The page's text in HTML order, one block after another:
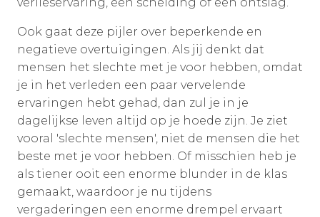
Ook gaat deze pijler over beperkende en
negatieve overtuigingen. Als jij denkt dat
mensen het slechte met je voor hebben, omdat
je in het verleden een paar vervelende
ervaringen hebt gehad, dan zul je in je
dagelijkse leven altijd op je hoede zijn. Je ziet
vooral 'slechte mensen', niet de mensen die het
beste met je voor hebben. Of misschien heb je
als tiener ooit een enorme blunder in de klas
gemaakt, waardoor je nu tijdens
vergaderingen een enorme drempel ervaart